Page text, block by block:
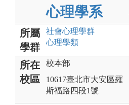
心理學系
所屬
學群
社會心理學群
心理學類
所在
校區
校本部
10617臺北市大安區羅
斯福路四段1號